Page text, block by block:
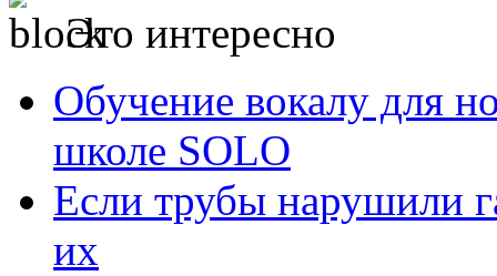
Это интересно
Обучение вокалу для
школе SOLO
Если трубы нарушили
их